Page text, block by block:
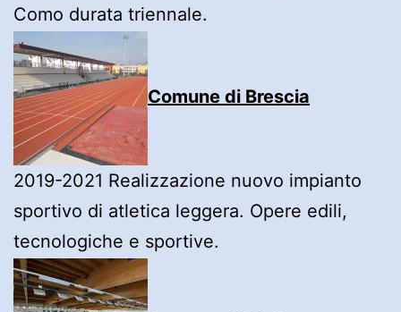
Como durata triennale.
Comune di Brescia
2019-2021 Realizzazione nuovo impianto
sportivo di atletica leggera. Opere edili,
tecnologiche e sportive.